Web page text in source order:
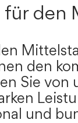
den
den
Sie von
und